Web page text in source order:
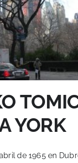
YORK
de 1965 en